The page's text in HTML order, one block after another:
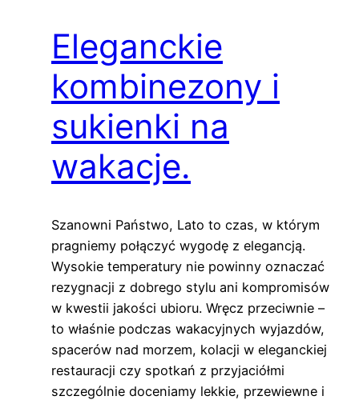
Eleganckie
kombinezony i
sukienki na
wakacje.
Szanowni Państwo, Lato to czas, w którym
pragniemy połączyć wygodę z elegancją.
Wysokie temperatury nie powinny oznaczać
rezygnacji z dobrego stylu ani kompromisów
w kwestii jakości ubioru. Wręcz przeciwnie –
to właśnie podczas wakacyjnych wyjazdów,
spacerów nad morzem, kolacji w eleganckiej
restauracji czy spotkań z przyjaciółmi
szczególnie doceniamy lekkie, przewiewne i